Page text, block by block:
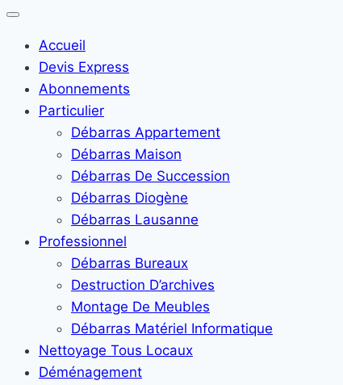
Accueil
Devis Express
Abonnements
Particulier
Débarras Appartement
Débarras Maison
Débarras De Succession
Débarras Diogène
Débarras Lausanne
Professionnel
Débarras Bureaux
Destruction D’archives
Montage De Meubles
Débarras Matériel Informatique
Nettoyage Tous Locaux
Déménagement